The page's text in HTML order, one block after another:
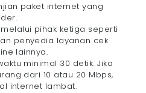
paket internet yang
pihak ketiga seperti
penyedia layanan cek
lainnya.
minimal 30 detik. Jika
dari 10 atau 20 Mbps,
internet lambat.